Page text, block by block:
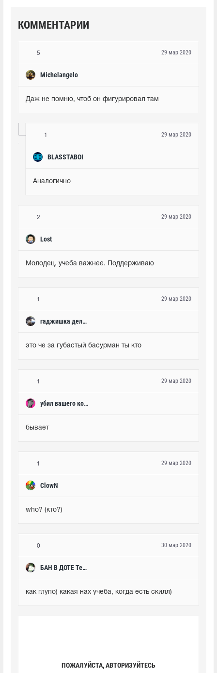
КОММЕНТАРИИ
5
Michelangelo
29 мар 2020
Даж не помню, чтоб он фигурировал там
1
BLASSTABOI
29 мар 2020
Аналогично
2
Lost
29 мар 2020
Молодец, учеба важнее. Поддерживаю
1
гаджишка делаешь
29 мар 2020
это че за губастый басурман ты кто
1
убил вашего кора
29 мар 2020
бывает
1
ClowN
29 мар 2020
who? (кто?)
0
БАН В ДОТЕ Teslik0ff
30 мар 2020
как глупо) какая нах учеба, когда есть скилл)
ПОЖАЛУЙСТА, АВТОРИЗУЙТЕСЬ